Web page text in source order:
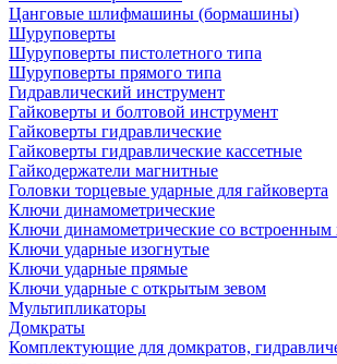
Цанговые шлифмашины (бормашины)
Шуруповерты
Шуруповерты пистолетного типа
Шуруповерты прямого типа
Гидравлический инструмент
Гайковерты и болтовой инструмент
Гайковерты гидравлические
Гайковерты гидравлические кассетные
Гайкодержатели магнитные
Головки торцевые ударные для гайковерта
Ключи динамометрические
Ключи динамометрические со встроенным
Ключи ударные изогнутые
Ключи ударные прямые
Ключи ударные с открытым зевом
Мультипликаторы
Домкраты
Комплектующие для домкратов,